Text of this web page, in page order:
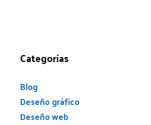
Categorías
Blog
Deseño gráfico
Deseño web